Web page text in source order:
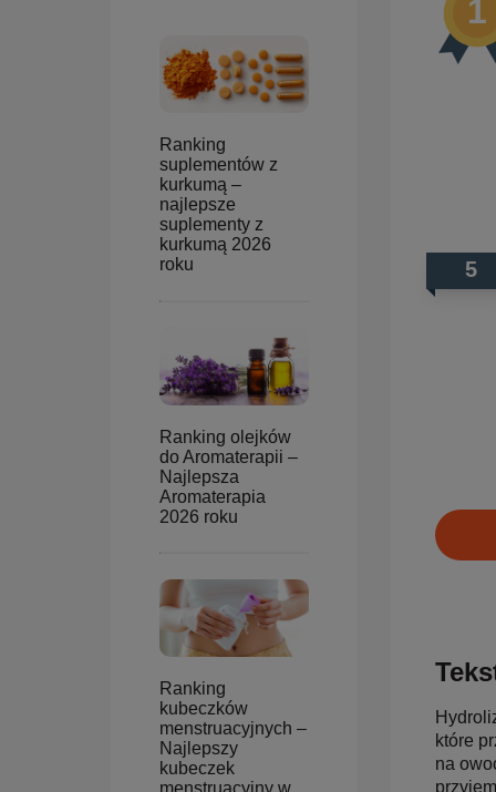
Ranking
suplementów z
kurkumą –
najlepsze
suplementy z
kurkumą 2026
roku
Ranking olejków
do Aromaterapii –
Najlepsza
Aromaterapia
2026 roku
Ranking
kubeczków
menstruacyjnych –
Najlepszy
kubeczek
5
które
na